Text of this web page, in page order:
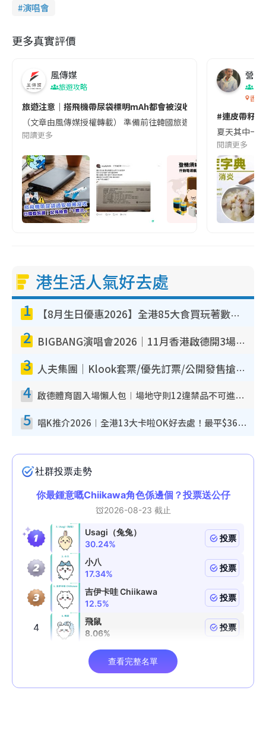
演唱會
更多真實評價
風傳媒
旅遊攻略
旅遊注意｜搭飛機帶尿袋標明mAh都會被沒收😱出發前切記檢查
（文章由風傳媒授權轉載） 準備前往韓國旅遊的民眾，近期要
閱讀更多
營養
香港
#連皮帶籽
夏天其中一
閱讀更多
港生活人氣好去處
1 【8月生日優惠2026】全港85大食買玩著數攻略 自助餐/火鍋放題同行免費＋誠品/DONKI送現金券
2 BIGBANG演唱會2026｜11月香港啟德開3場！實名制VIP申請、優先購票攻略
3 人夫集團｜Klook套票/優先訂票/公開發售搶飛攻略！附票價.購票連結.場地座位表
4 啟德體育園入場懶人包︱場地守則12違禁品不可進場准帶細水樽但全場禁樽蓋！應援牌有限制！
5 唱K推介2026︱全港13大卡啦OK好去處！最平$36起 日文K都有！(附地址+收費詳情)